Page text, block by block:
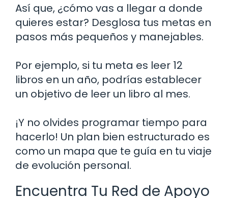
Así que, ¿cómo vas a llegar a donde
quieres estar? Desglosa tus metas en
pasos más pequeños y manejables.
Por ejemplo, si tu meta es leer 12
libros en un año, podrías establecer
un objetivo de leer un libro al mes.
¡Y no olvides programar tiempo para
hacerlo! Un plan bien estructurado es
como un mapa que te guía en tu viaje
de evolución personal.
Encuentra Tu Red de Apoyo